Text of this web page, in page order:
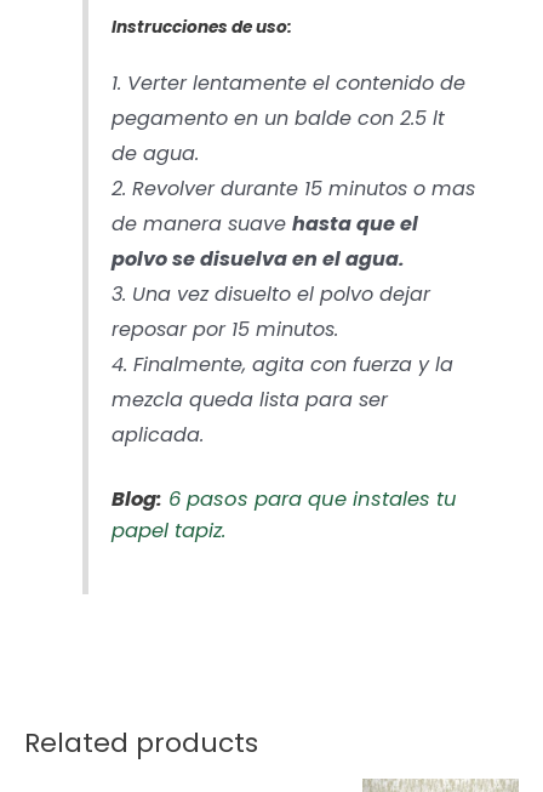
Instrucciones de uso:
1. Verter lentamente el contenido de
pegamento en un balde con 2.5 lt
de agua.
2. Revolver durante 15 minutos o mas
de manera suavehasta que el
polvo se disuelva en el agua.
3. Una vez disuelto el polvo dejar
reposar por 15 minutos.
4. Finalmente, agita con fuerza y la
mezcla queda lista para ser
aplicada.
Blog: 6 pasos para que instales tu
papel tapiz.
Related products
AGOTADO AGOTADO